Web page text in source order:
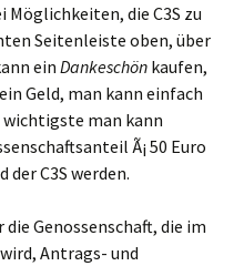
die C3S zu
Seitenleiste oben, über
ein Dankeschön kaufen,
Geld, man kann einfach
wichtigste man kann
Ã¡ 50 Euro
C3S werden.
Genossenschaft, die im
Antrags- und